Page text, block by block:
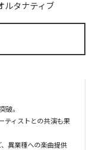
ルタナティブ
破。
ティストとの共演も果
異業種への楽曲提供